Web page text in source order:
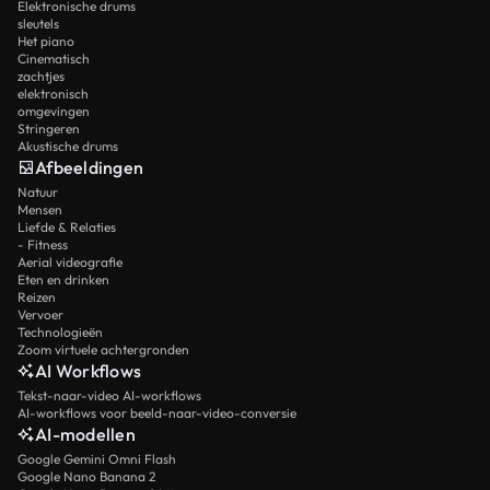
Elektronische drums
sleutels
Het piano
Cinematisch
zachtjes
elektronisch
omgevingen
Stringeren
Akustische drums
Afbeeldingen
Natuur
Mensen
Liefde & Relaties
- Fitness
Aerial videografie
Eten en drinken
Reizen
Vervoer
Technologieën
Zoom virtuele achtergronden
AI Workflows
Tekst-naar-video AI-workflows
AI-workflows voor beeld-naar-video-conversie
AI-modellen
Google Gemini Omni Flash
Google Nano Banana 2